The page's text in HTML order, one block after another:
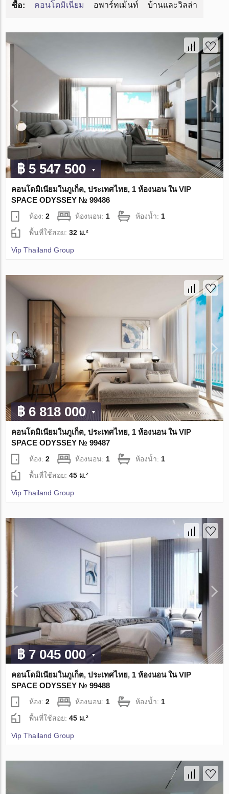
ซื้อ: คอนโดมิเนียม อพาร์ทเม้นท์ บ้านและวิลล่า
฿ 5 547 500
คอนโดมิเนียมในภูเก็ต, ประเทศไทย, 1 ห้องนอน ใน VIP
SPACE ODYSSEY № 99486
ห้อง:2 ห้องนอน: 1 ห้องน้ำ: 1
พื้นที่ใช้สอย:32 ม.²
Vip Thailand Group
฿ 6 818 000
คอนโดมิเนียมในภูเก็ต, ประเทศไทย, 1 ห้องนอน ใน VIP
SPACE ODYSSEY № 99487
ห้อง:2 ห้องนอน: 1 ห้องน้ำ: 1
พื้นที่ใช้สอย:45 ม.²
Vip Thailand Group
฿ 7 045 000
คอนโดมิเนียมในภูเก็ต, ประเทศไทย, 1 ห้องนอน ใน VIP
SPACE ODYSSEY № 99488
ห้อง:2 ห้องนอน: 1 ห้องน้ำ: 1
พื้นที่ใช้สอย:45 ม.²
Vip Thailand Group